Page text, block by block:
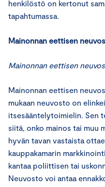
henkilöstö on kertonut
tapahtumassa.
Mainonnan eettisen
Mainonnan eettisen
Mainonnan eettisen
mukaan neuvosto on
itsesääntelytoimielin. Sen
siitä, onko mainos tai muu
hyvän tavan vastaista
kauppakamarin
kantaa poliittisen tai
Neuvosto voi antaa